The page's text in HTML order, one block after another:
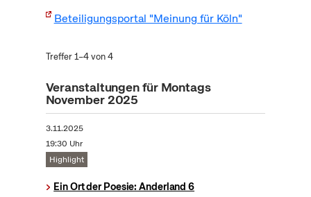
Beteiligungsportal "Meinung für Köln"
Treffer 1–4 von 4
Veranstaltungen für Montags
November 2025
3.11.2025
19:30 Uhr
Highlight
Ein Ort der Poesie: Anderland 6